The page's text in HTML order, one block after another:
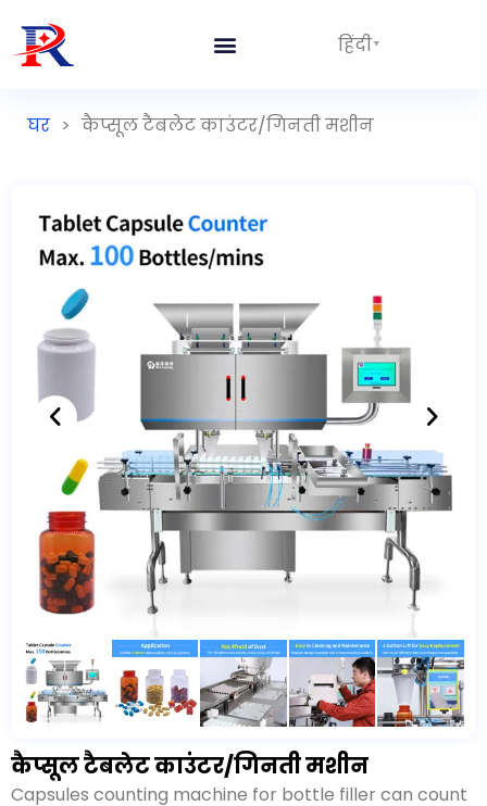
हिंदी
घर > कैप्सूल टैबलेट काउंटर/गिनती मशीन
कैप्सूल टैबलेट काउंटर/गिनती मशीन
बोतल भरने के लिए कैप्सूल गिनती मशीन सभी प्रकार के